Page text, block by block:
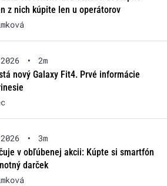
z nich kúpite len u operátorov
•
2m
nový Galaxy Fit4. Prvé informácie
•
3m
v obľúbenej akcii: Kúpte si smartfón
darček